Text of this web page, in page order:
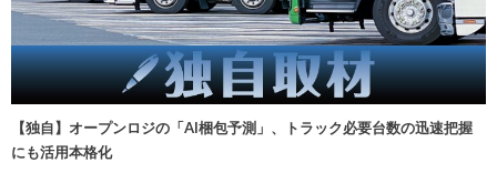
【独自】オープンロジの「AI梱包予測」、トラック必要台数の迅速把握
にも活用本格化